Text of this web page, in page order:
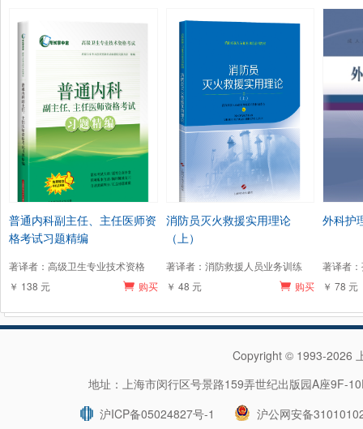
普通内科副主任、主任医师资
格考试习题精编
著译者：高级卫生专业技术资格
￥ 138 元
购买
消防员灭火救援实用理论
（上）
著译者：消防救援人员业务训练
￥ 48 元
购买
外科护
著译者
￥ 78 元
Copyright © 1993-2026
地址：上海市闵行区号景路159弄世纪出版园A座
沪ICP备05024827号-1
沪公网安备